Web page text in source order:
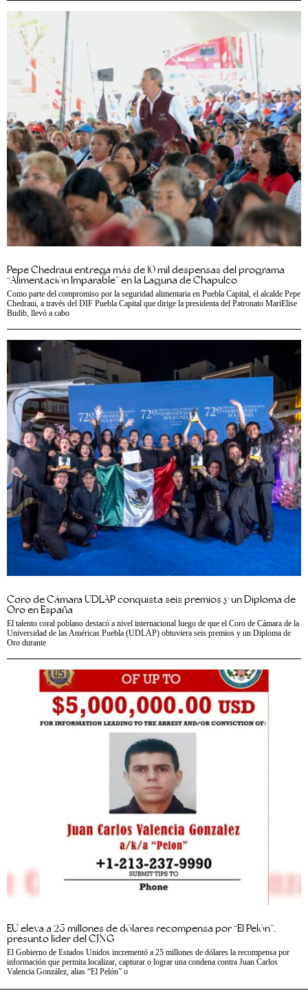
Pepe Chedraui entrega más de 10 mil despensas del programa
“Alimentación Imparable” en la Laguna de Chapulco
Como parte del compromiso por la seguridad alimentaria en Puebla Capital, el alcalde Pepe
Chedraui, a través del DIF Puebla Capital que dirige la presidenta del Patronato MariElise
Budib, llevó a cabo
Coro de Cámara UDLAP conquista seis premios y un Diploma de
Oro en España
El talento coral poblano destacó a nivel internacional luego de que el Coro de Cámara de la
Universidad de las Américas Puebla (UDLAP) obtuviera seis premios y un Diploma de
Oro durante
EU eleva a 25 millones de dólares recompensa por “El Pelón”,
presunto líder del CJNG
El Gobierno de Estados Unidos incrementó a 25 millones de dólares la recompensa por
información que permita localizar, capturar o lograr una condena contra Juan Carlos
Valencia González, alias “El Pelón” o